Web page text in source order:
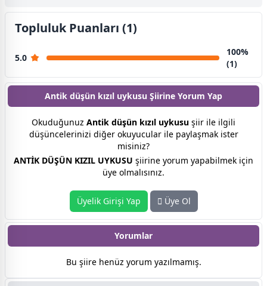
Topluluk Puanları (1)
5.0
100%
(1)
Antik düşün kızıl uykusu Şiirine Yorum Yap
Okuduğunuz Antik düşün kızıl uykusu şiir ile ilgili
düşüncelerinizi diğer okuyucular ile paylaşmak ister
misiniz?
ANTİK DÜŞÜN KIZIL UYKUSU şiirine yorum yapabilmek için
üye olmalısınız.
Üyelik Girişi Yap Üye Ol
Yorumlar
Bu şiire henüz yorum yazılmamış.